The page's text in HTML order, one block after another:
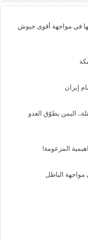
في مواجهة أقوى جيوش
إيران
اليمن يطوّق العدو
المزعومة!
مواجهة الباطل